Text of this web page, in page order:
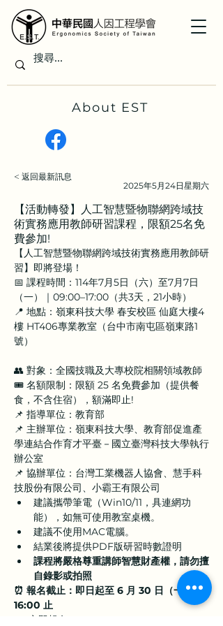
About EST
< 返回最新訊息
2025年5月24日星期六
【活動轉發】人工智慧暨物聯網跨域技
術實務應用教師研習課程，限額25名免
費參加!
【人工智慧暨物聯網跨域技術實務應用教師研
習】即將登場！
📅 課程時間：114年7月5日（六）至7月7日
（一）｜09:00–17:00（共3天，21小時）
📍 地點：嶺東科技大學 春安校區 仙庭大樓4
樓 HT406專業教室（台中市南屯區嶺東路1
號）
👥 對象：全國技職及大專校院相關領域教師
🎟 名額限制：限額 25 名免費參加（提供餐
食，不含住宿），額滿即止!
📌 指導單位：教育部
📌 主辦單位：嶺東科技大學、教育部促進產
學連結合作育才平臺－國立臺灣科技大學執行
辦公室
📌 協辦單位：台灣工業機器人協會、慧手科
技股份有限公司、小霸王有限公司
建議攜帶筆電（Win10/11，具連網功
能），如無可使用教室桌機。
建議不使用MAC電腦。
結業後將提供PDF版研習時數證明
課程將嚴格尊重講師智慧財產權，請勿擅
自錄影或拍照
⏰ 報名截止：即日起至 6 月 30 日（一）
16:00 止
👉 立即報名 👉